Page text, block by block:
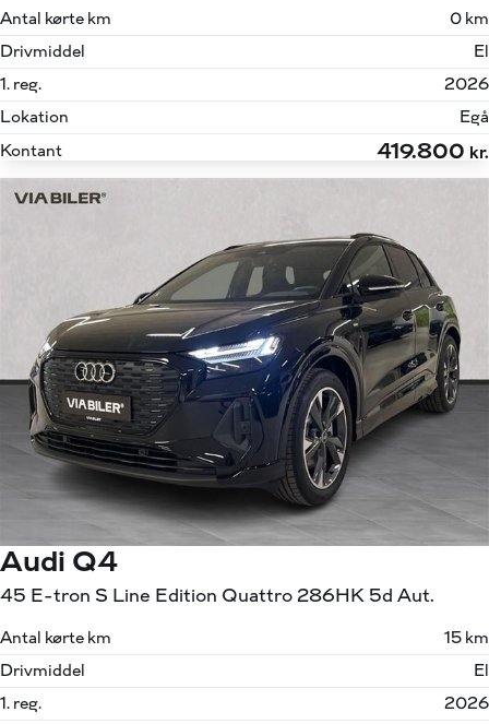
Antal kørte km
0 km
Drivmiddel
El
1. reg.
2026
Lokation
Egå
Kontant
419.800 kr.
Audi Q4
45 E-tron S Line Edition Quattro 286HK 5d Aut.
Antal kørte km
15 km
Drivmiddel
El
1. reg.
2026